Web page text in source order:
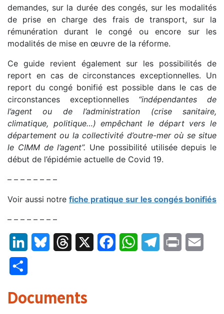
demandes, sur la durée des congés, sur les modalités
de prise en charge des frais de transport, sur la
rémunération durant le congé ou encore sur les
modalités de mise en œuvre de la réforme.
Ce guide revient également sur les possibilités de
report en cas de circonstances exceptionnelles. Un
report du congé bonifié est possible dans le cas de
circonstances exceptionnelles “indépendantes de
l’agent ou de l’administration (crise sanitaire,
climatique, politique…) empêchant le départ vers le
département ou la collectivité d’outre-mer où se situe
le CIMM de l’agent”. Une possibilité utilisée depuis le
début de l’épidémie actuelle de Covid 19.
– – – – – – – –
Voir aussi notre fiche pratique sur les congés bonifiés
– – – – – – – –
LinkedInBluesky Threads FacebookWhatsAppTelegram
Print
Documents